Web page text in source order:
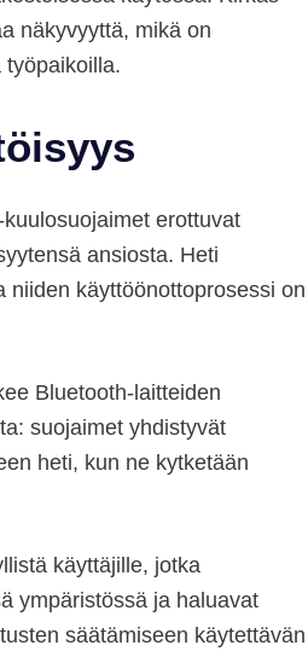
näkyvyyttä, mikä on
erottuvat
ansiosta. Heti
niiden käyttöönottoprosessi on
Bluetooth-laitteiden
suojaimet yhdistyvät
heti, kun ne kytketään
käyttäjille, jotka
ympäristössä ja haluavat
säätämiseen käytettävän